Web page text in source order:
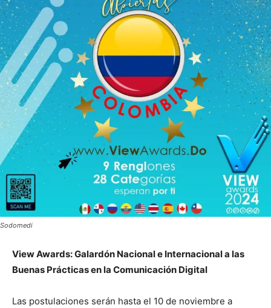
Sodomedi
View Awards: Galardón Nacional e Internacional a las
Buenas Prácticas en la Comunicación Digital
Las postulaciones serán hasta el 10 de noviembre a